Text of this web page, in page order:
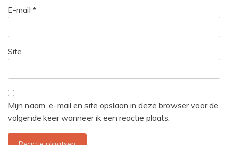
E-mail *
Site
Mijn naam, e-mail en site opslaan in deze browser voor de
volgende keer wanneer ik een reactie plaats.